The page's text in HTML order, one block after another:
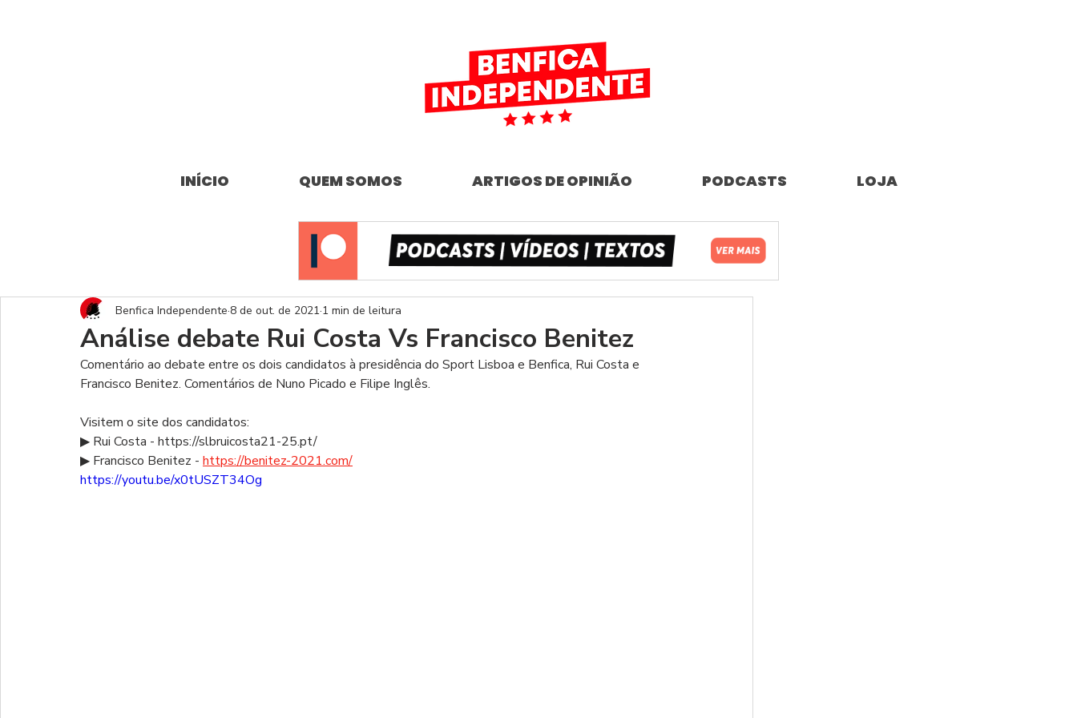
INÍCIO QUEM SOMOS ARTIGOS DE OPINIÃO PODCASTS LOJA
Análise debate Rui Costa Vs Francisco Benitez
Benfica Independente 8 de out. de 2021 1 min de leitura
Comentário ao debate entre os dois candidatos à presidência do Sport Lisboa e Benfica, Rui Costa e
Francisco Benitez. Comentários de Nuno Picado e Filipe Inglês.
Visitem o site dos candidatos:
▶ Rui Costa - https://slbruicosta21-25.pt/
▶ Francisco Benitez - https://benitez-2021.com/
https://youtu.be/x0tUSZT34Og